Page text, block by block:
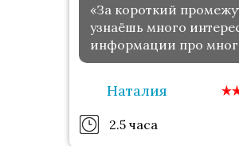
«За короткий
узнаёшь много
информации про
историю города»
Наталия
2.5 часа